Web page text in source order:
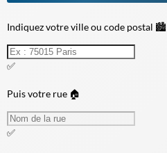
Indiquez votre ville ou code postal 🏙️
✅
Puis votre rue 🏠
✅